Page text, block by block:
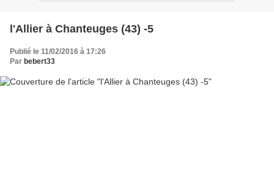
l'Allier à Chanteuges (43) -5
Publié le 11/02/2016 à 17:26
Par bebert33